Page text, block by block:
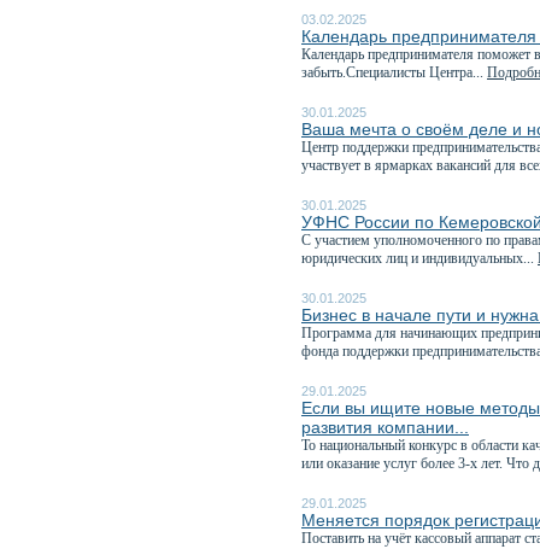
03.02.2025
Календарь
Календарь предпринимателя поможет
забыть.Специалисты Центра...
30.01.2025
Ваша мечта о своём деле и
Центр поддержки
участвует в ярмарках вакансий для
30.01.2025
УФНС России по
C участием уполномоченного по
юридических лиц и индивидуальных...
30.01.2025
Бизнес в начале пути и
Программа для начинающих
фонда поддержки
29.01.2025
Если вы ищите новые методы
развития компании...
То национальный конкурс в области
или оказание услуг более 3-х лет. Что
29.01.2025
Меняется порядок
Поставить на учёт кассовый аппарат